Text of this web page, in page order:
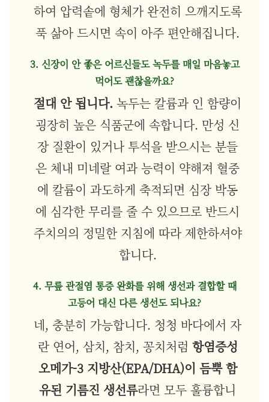
하여 압력솥에 형체가 완전히 으깨지도록
푹 삶아 드시면 속이 아주 편안해집니다.
3. 신장이 안 좋은 어르신들도 녹두를 매일 마음놓고
먹어도 괜찮을까요?
절대 안 됩니다. 녹두는 칼륨과 인 함량이
굉장히 높은 식품군에 속합니다. 만성 신
장 질환이 있거나 투석을 받으시는 분들
은 체내 미네랄 여과 능력이 약해져 혈중
에 칼륨이 과도하게 축적되면 심장 박동
에 심각한 무리를 줄 수 있으므로 반드시
주치의의 정밀한 지침에 따라 제한하셔야
합니다.
4. 무릎 관절염 통증 완화를 위해 생선과 결합할 때
고등어 대신 다른 생선도 되나요?
네, 충분히 가능합니다. 청청 바다에서 자
란 연어, 삼치, 참치, 꽁치처럼 항염증성
오메가-3 지방산(EPA/DHA)이 듬뿍 함
유된 기름진 생선류라면 모두 훌륭합니